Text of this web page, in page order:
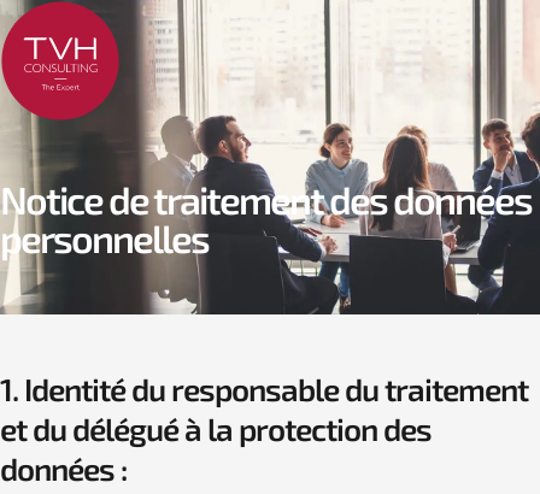
Notice de traitement des données
personnelles
1. Identité du responsable du traitement
et du délégué à la protection des
données :